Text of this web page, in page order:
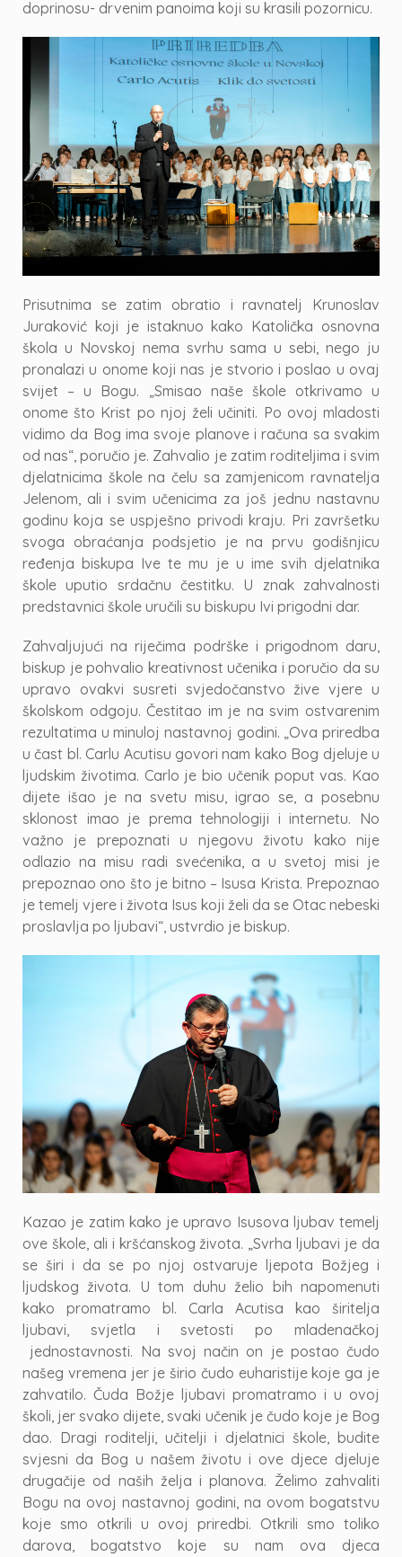
doprinosu- drvenim panoima koji su krasili pozornicu.
Prisutnima se zatim obratio i ravnatelj Krunoslav
Juraković koji je istaknuo kako Katolička osnovna
škola u Novskoj nema svrhu sama u sebi, nego ju
pronalazi u onome koji nas je stvorio i poslao u ovaj
svijet – u Bogu. „Smisao naše škole otkrivamo u
onome što Krist po njoj želi učiniti. Po ovoj mladosti
vidimo da Bog ima svoje planove i računa sa svakim
od nas“, poručio je. Zahvalio je zatim roditeljima i svim
djelatnicima škole na čelu sa zamjenicom ravnatelja
Jelenom, ali i svim učenicima za još jednu nastavnu
godinu koja se uspješno privodi kraju. Pri završetku
svoga obraćanja podsjetio je na prvu godišnjicu
ređenja biskupa Ive te mu je u ime svih djelatnika
škole uputio srdačnu čestitku. U znak zahvalnosti
predstavnici škole uručili su biskupu Ivi prigodni dar.
Zahvaljujući na riječima podrške i prigodnom daru,
biskup je pohvalio kreativnost učenika i poručio da su
upravo ovakvi susreti svjedočanstvo žive vjere u
školskom odgoju. Čestitao im je na svim ostvarenim
rezultatima u minuloj nastavnoj godini. „Ova priredba
u čast bl. Carlu Acutisu govori nam kako Bog djeluje u
ljudskim životima. Carlo je bio učenik poput vas. Kao
dijete išao je na svetu misu, igrao se, a posebnu
sklonost imao je prema tehnologiji i internetu. No
važno je prepoznati u njegovu životu kako nije
odlazio na misu radi svećenika, a u svetoj misi je
prepoznao ono što je bitno – Isusa Krista. Prepoznao
je temelj vjere i života Isus koji želi da se Otac nebeski
proslavlja po ljubavi“, ustvrdio je biskup.
Kazao je zatim kako je upravo Isusova ljubav temelj
ove škole, ali i kršćanskog života. „Svrha ljubavi je da
se širi i da se po njoj ostvaruje ljepota Božjeg i
ljudskog života. U tom duhu želio bih napomenuti
kako promatramo bl. Carla Acutisa kao širitelja
ljubavi, svjetla i svetosti po mladenačkoj
jednostavnosti. Na svoj način on je postao čudo
našeg vremena jer je širio čudo euharistije koje ga je
zahvatilo. Čuda Božje ljubavi promatramo i u ovoj
školi, jer svako dijete, svaki učenik je čudo koje je Bog
dao. Dragi roditelji, učitelji i djelatnici škole, budite
svjesni da Bog u našem životu i ove djece djeluje
drugačije od naših želja i planova. Želimo zahvaliti
Bogu na ovoj nastavnoj godini, na ovom bogatstvu
koje smo otkrili u ovoj priredbi. Otkrili smo toliko
darova, bogatstvo koje su nam ova djeca